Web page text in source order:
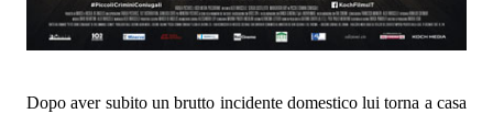
Dopo aver subito un brutto incidente domestico lui torna a casa